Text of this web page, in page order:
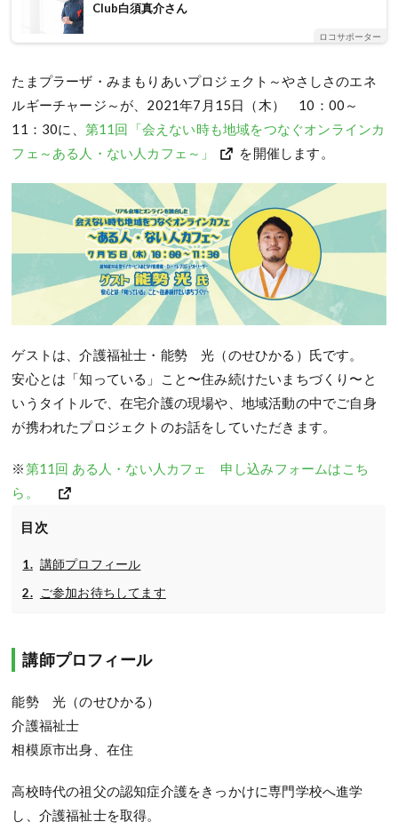
Club白須真介さん
ロコサポーター
たまプラーザ・みまもりあいプロジェクト～やさしさのエネ
ルギーチャージ～が、2021年7月15日（木） 10：00～
11：30に、 第11回「会えない時も地域をつなぐオンラインカ
フェ～ある人・ない人カフェ～」
を開催します。
ゲストは、介護福祉士・能勢 光（のせひかる）氏です。
安心とは「知っている」こと〜住み続けたいまちづくり〜と
いうタイトルで、在宅介護の現場や、地域活動の中でご自身
が携われたプロジェクトのお話をしていただきます。
※第11回 ある人・ない人カフェ 申し込みフォームはこち
ら。
目次
講師プロフィール
ご参加お待ちしてます
講師プロフィール
能勢 光（のせひかる）
介護福祉士
相模原市出身、在住
高校時代の祖父の認知症介護をきっかけに専門学校へ進学
し、介護福祉士を取得。